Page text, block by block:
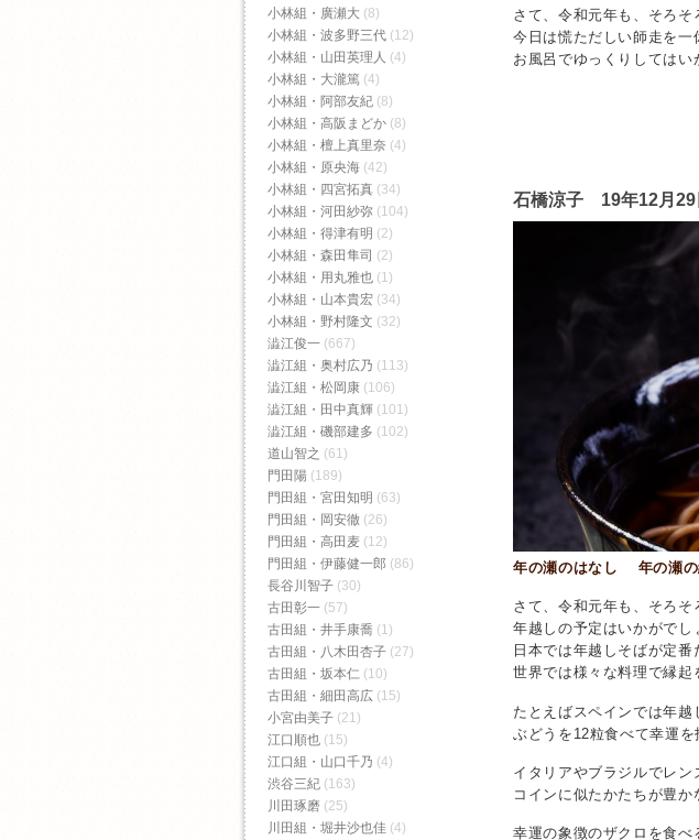
さて、令和元年も、そろそ
今日は慌ただしい師走を一
お風呂でゆっくりしてはい
石橋涼子 19年12月29
年の瀬のはなし 年の瀬の
さて、令和元年も、そろそ
年越しの予定はいかがでし
日本では年越しそばが定番
世界では様々な料理で縁起
たとえばスペインでは年
ぶどうを12粒食べて幸運を
イタリアやブラジルでレン
コインに似たかたちが豊か
幸運の象徴のザクロを食べ
小林組・廣瀬大 (8)
小林組・波多野三代 (12)
小林組・山田英理人 (4)
小林組・大瀧篤 (4)
小林組・阿部友紀 (8)
小林組・高阪まどか (8)
小林組・檀上真里奈 (4)
小林組・原央海 (42)
小林組・四宮拓真 (34)
小林組・河田紗弥 (104)
小林組・得津有明 (2)
小林組・森田隼司 (2)
小林組・用丸雅也 (1)
小林組・山本貴宏 (34)
小林組・野村隆文 (32)
澁江俊一 (667)
澁江組・奥村広乃 (113)
澁江組・松岡康 (106)
澁江組・田中真輝 (101)
澁江組・磯部建多 (102)
道山智之 (61)
門田陽 (189)
門田組・宮田知明 (63)
門田組・岡安徹 (26)
門田組・高田麦 (12)
門田組・伊藤健一郎 (86)
長谷川智子 (30)
古田彰一 (57)
古田組・井手康喬 (1)
古田組・八木田杏子 (27)
古田組・坂本仁 (10)
古田組・細田高広 (15)
小宮由美子 (21)
江口順也 (15)
江口組・山口千乃 (4)
渋谷三紀 (163)
川田琢磨 (25)
川田組・堀井沙也佳 (4)